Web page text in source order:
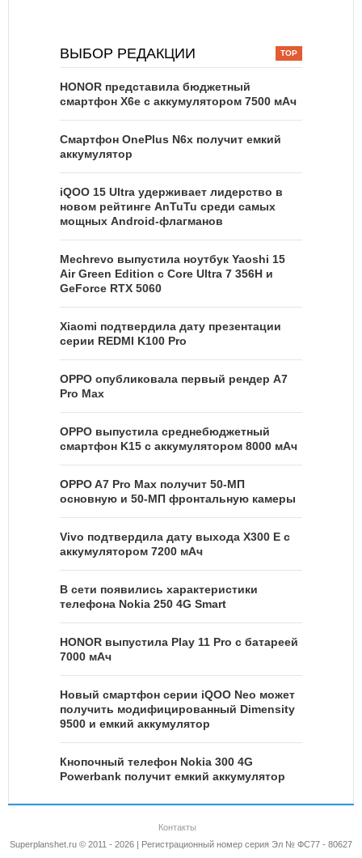
ВЫБОР РЕДАКЦИИ
HONOR представила бюджетный
смартфон X6e с аккумулятором 7500 мАч
Смартфон OnePlus N6x получит емкий
аккумулятор
iQOO 15 Ultra удерживает лидерство в
новом рейтинге AnTuTu среди самых
мощных Android-флагманов
Mechrevo выпустила ноутбук Yaoshi 15
Air Green Edition с Core Ultra 7 356H и
GeForce RTX 5060
Xiaomi подтвердила дату презентации
серии REDMI K100 Pro
OPPO опубликовала первый рендер A7
Pro Max
OPPO выпустила среднебюджетный
смартфон K15 с аккумулятором 8000 мАч
OPPO A7 Pro Max получит 50-МП
основную и 50-МП фронтальную камеры
Vivo подтвердила дату выхода X300 E с
аккумулятором 7200 мАч
В сети появились характеристики
телефона Nokia 250 4G Smart
HONOR выпустила Play 11 Pro с батареей
7000 мАч
Новый смартфон серии iQOO Neo может
получить модифицированный Dimensity
9500 и емкий аккумулятор
Кнопочный телефон Nokia 300 4G
Powerbank получит емкий аккумулятор
Контакты
Superplanshet.ru © 2011 - 2026 | Регистрационный номер серия Эл № ФС77 - 80627